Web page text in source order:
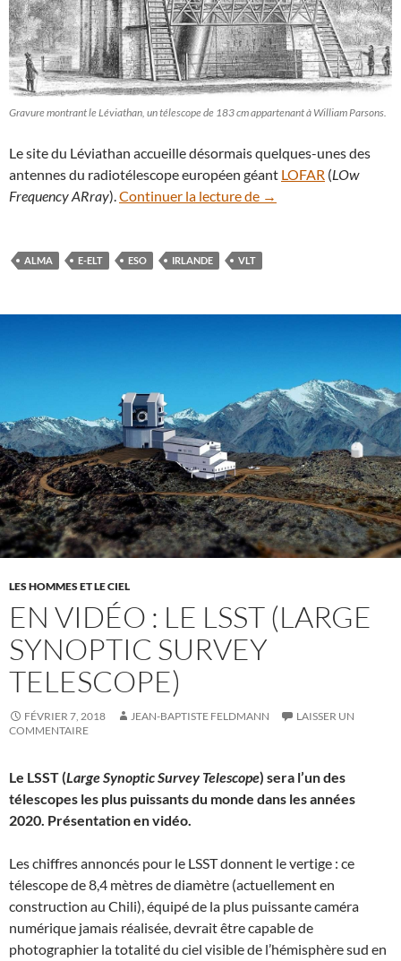
Gravure montrant le Léviathan, un télescope de 183 cm appartenant à William Parsons.
Le site du Léviathan accueille désormais quelques-unes des
antennes du radiotélescope européen géant LOFAR (LOw
Frequency ARray).Continuer la lecture de L’Irlande devient le
→
ALMA E-ELT ESO IRLANDE VLT
LES HOMMES ET LE CIEL
EN VIDÉO : LE LSST (LARGE
SYNOPTIC SURVEY
TELESCOPE)
FÉVRIER 7, 2018 JEAN-BAPTISTE FELDMANN
LAISSER UN
COMMENTAIRE
Le LSST (Large Synoptic Survey Telescope) sera l’un des
télescopes les plus puissants du monde dans les années
2020. Présentation en vidéo.
Les chiffres annoncés pour le LSST donnent le vertige : ce
télescope de 8,4 mètres de diamètre (actuellement en
construction au Chili), équipé de la plus puissante caméra
numérique jamais réalisée, devrait être capable de
photographier la totalité du ciel visible de l’hémisphère sud en